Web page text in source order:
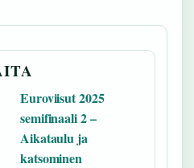
Euroviisut 2025
semifinaali 2 –
Aikataulu ja
katsominen